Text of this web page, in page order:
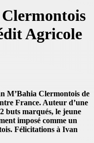
Agricole
M’Bahia Clermontois de
France. Auteur d’une
buts marqués, le jeune
imposé comme un
Félicitations à Ivan